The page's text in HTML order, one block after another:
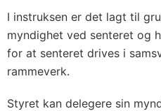
I instruksen er det lagt til
myndighet ved senteret og
for at senteret drives i
rammeverk.
Styret kan delegere sin